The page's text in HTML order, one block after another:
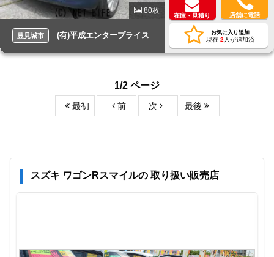
80枚
豊見城市 (有)平成エンタープライス
在庫・見積り 店舗に電話
お気に入り追加
現在 2 人が追加済
1/2 ページ
最初 前 次 最後
スズキ ワゴンRスマイルの 取り扱い販売店